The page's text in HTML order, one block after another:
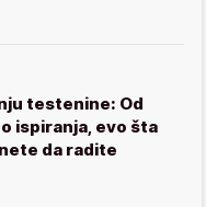
testenine: Od
ispiranja, evo šta
da radite